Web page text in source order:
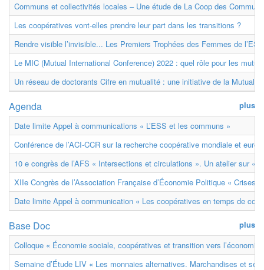
Communs et collectivités locales – Une étude de La Coop des
Les coopératives vont-elles prendre leur part dans les transitions ?
Rendre visible l’invisible... Les Premiers Trophées des Femmes de
Le MIC (Mutual International Conference) 2022 : quel rôle pour les
Un réseau de doctorants Cifre en mutualité : une initiative de la
plus
Agenda
Date limite Appel à communications « L’ESS et les communs »
Conférence de l’ACI-CCR sur la recherche coopérative mondiale et
10 e congrès de l’AFS « Intersections et circulations ». Un atelier sur «
XIIe Congrès de l’Association Française d’Économie Politique « Crises
Date limite Appel à communication « Les coopératives en temps de
plus
Base Doc
Colloque « Économie sociale, coopératives et transition vers
Semaine d’Étude LIV « Les monnaies alternatives. Marchandises et